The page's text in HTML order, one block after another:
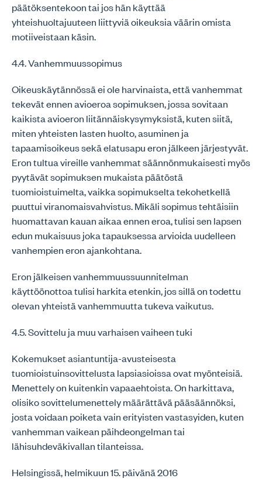
päätöksentekoon tai jos hän käyttää
yhteishuoltajuuteen liittyviä oikeuksia väärin omista
motiiveistaan käsin.
4.4. Vanhemmuussopimus
Oikeuskäytännössä ei ole harvinaista, että vanhemmat
tekevät ennen avioeroa sopimuksen, jossa sovitaan
kaikista avioeron liitännäiskysymyksistä, kuten siitä,
miten yhteisten lasten huolto, asuminen ja
tapaamisoikeus sekä elatusapu eron jälkeen järjestyvät.
Eron tultua vireille vanhemmat säännönmukaisesti myös
pyytävät sopimuksen mukaista päätöstä
tuomioistuimelta, vaikka sopimukselta tekohetkellä
puuttui viranomaisvahvistus. Mikäli sopimus tehtäisiin
huomattavan kauan aikaa ennen eroa, tulisi sen lapsen
edun mukaisuus joka tapauksessa arvioida uudelleen
vanhempien eron ajankohtana.
Eron jälkeisen vanhemmuussuunnitelman
käyttöönottoa tulisi harkita etenkin, jos sillä on todettu
olevan yhteistä vanhemmuutta tukeva vaikutus.
4.5. Sovittelu ja muu varhaisen vaiheen tuki
Kokemukset asiantuntija-avusteisesta
tuomioistuinsovittelusta lapsiasioissa ovat myönteisiä.
Menettely on kuitenkin vapaaehtoista. On harkittava,
olisiko sovittelumenettely määrättävä pääsäännöksi,
josta voidaan poiketa vain erityisten vastasyiden, kuten
vanhemman vaikean päihdeongelman tai
lähisuhdeväkivallan tilanteissa.
Helsingissä, helmikuun 15. päivänä 2016